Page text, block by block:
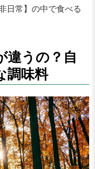
日常】の中で食べる
違うの？自
調味料